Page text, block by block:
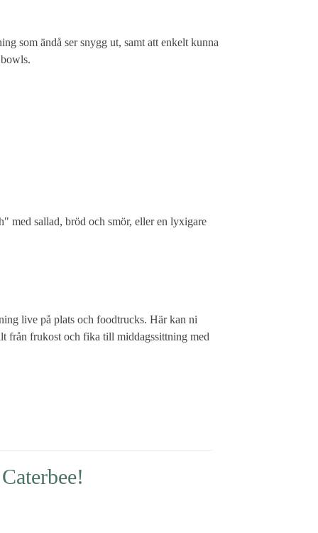
som ändå ser snygg ut, samt att enkelt kunna
med sallad, bröd och smör, eller en lyxigare
live på plats och foodtrucks. Här kan ni
från frukost och fika till middagssittning med